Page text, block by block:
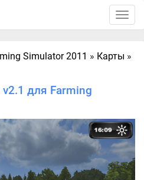
Toggle
Simulator 2011 » Карты »
для Farming